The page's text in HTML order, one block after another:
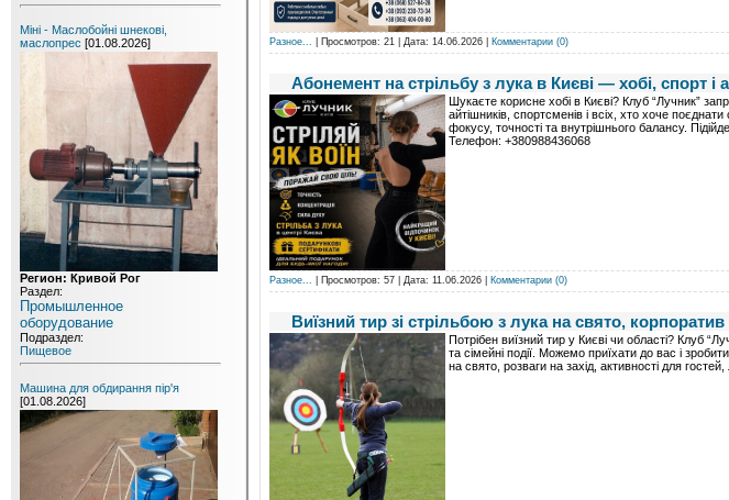
Міні - Маслобойні шнекові,
маслопрес [01.08.2026]
Регион: Кривой Рог
Раздел:
Промышленное
оборудование
Подраздел:
Пищевое
Машина для обдирання пір'я
[01.08.2026]
Разное... | Просмотров: 21 | Дата: 14.06.2026 Комментарии (0)
Абонемент на стрільбу з лука в Києві — хобі, спорт і
Шукаєте корисне хобі в Києві? Клуб “Лучник”
айтішників, спортсменів і всіх, хто хоче
фокусу, точності та внутрішнього балансу.
Телефон: +380988436068
Разное... | Просмотров: 57 | Дата: 11.06.2026 Комментарии (0)
Виїзний тир зі стрільбою з лука на свято, корпоратив
Потрібен виїзний тир у Києві чи області? Клуб
та сімейні події. Можемо приїхати до вас і
на свято, розваги на захід, активності для